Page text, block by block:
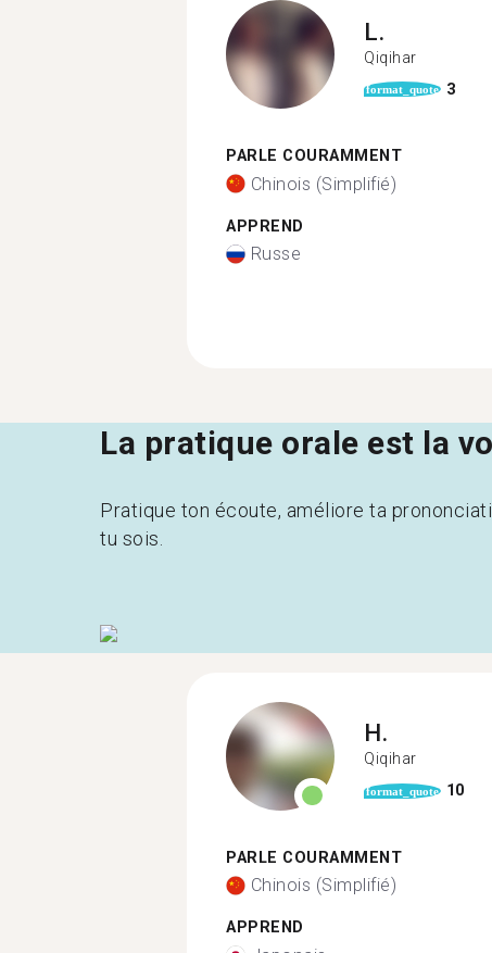
L.
Qiqihar
format_quote 3
PARLE COURAMMENT
Chinois (Simplifié)
APPREND
Russe
La pratique orale est la
Pratique ton écoute, améliore ta
tu sois.
H.
Qiqihar
format_quote 10
PARLE COURAMMENT
Chinois (Simplifié)
APPREND